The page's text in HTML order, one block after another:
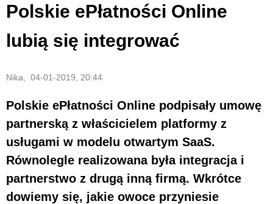
Polskie ePłatności Online
lubią się integrować
Nika, 04-01-2019, 20:44
Polskie ePłatności Online podpisały umowę
partnerską z właścicielem platformy z
usługami w modelu otwartym SaaS.
Równolegle realizowana była integracja i
partnerstwo z drugą inną firmą. Wkrótce
dowiemy się, jakie owoce przyniesie